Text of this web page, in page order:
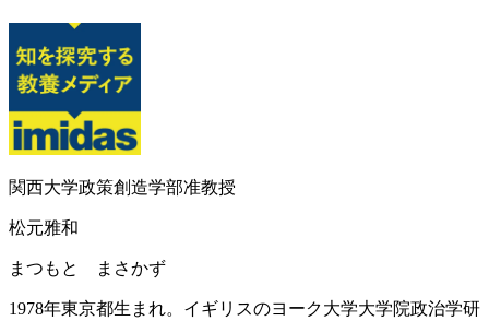
関西大学政策創造学部准教授
松元雅和
まつもと まさかず
1978年東京都生まれ。イギリスのヨーク大学大学院政治学研